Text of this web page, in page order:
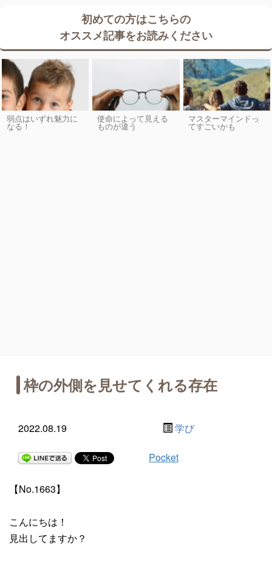
初めての方はこちらの
オススメ記事をお読みください
弱点はいずれ魅力に
なる！
使命によって見える
ものが違う
マスターマインドっ
てすごいかも
枠の外側を見せてくれる存在
2022.08.19 学び
Pocket
【No.1663】
こんにちは！
見出してますか？